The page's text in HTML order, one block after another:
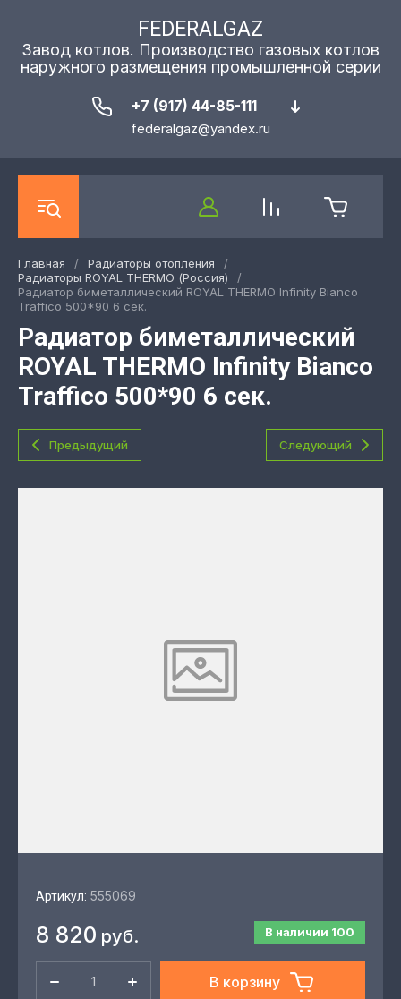
FEDERALGAZ
Завод котлов. Производство газовых котлов
наружного размещения промышленной серии
+7 (917) 44-85-111
federalgaz@yandex.ru
Главная / Радиаторы отопления
/
Радиаторы ROYAL THERMO (Россия)
/
Радиатор биметаллический ROYAL THERMO Infinity Bianco
Traffico 500*90 6 сек.
Радиатор биметаллический
ROYAL THERMO Infinity Bianco
Traffico 500*90 6 сек.
Предыдущий Следующий
Артикул: 555069
В наличии 100
8 820 руб.
В корзину